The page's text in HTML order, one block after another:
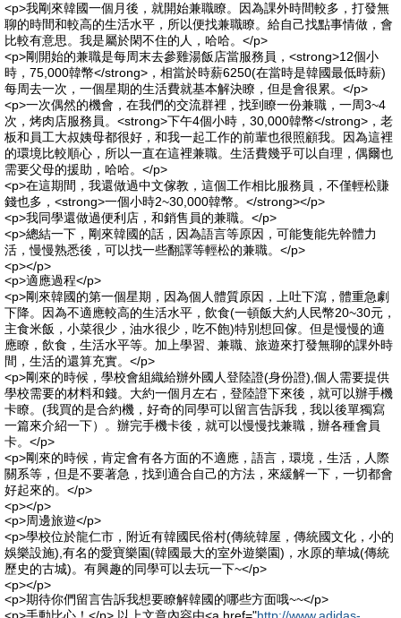
<p>我剛來韓國一個月後，就開始兼職瞭。因為課外時間較多，打發無
聊的時間和較高的生活水平，所以便找兼職瞭。給自己找點事情做，會
比較有意思。我是屬於閑不住的人，哈哈。</p>
<p>剛開始的兼職是每周末去參雞湯飯店當服務員，<strong>12個小
時，75,000韓幣</strong>，相當於時薪6250(在當時是韓國最低時薪)
每周去一次，一個星期的生活費就基本解決瞭，但是會很累。</p>
<p>一次偶然的機會，在我們的交流群裡，找到瞭一份兼職，一周3~4
次，烤肉店服務員。<strong>下午4個小時，30,000韓幣</strong>，老
板和員工大叔姨母都很好，和我一起工作的前輩也很照顧我。因為這裡
的環境比較順心，所以一直在這裡兼職。生活費幾乎可以自理，偶爾也
需要父母的援助，哈哈。</p>
<p>在這期間，我還做過中文傢教，這個工作相比服務員，不僅輕松賺
錢也多，<strong>一個小時2~30,000韓幣。</strong></p>
<p>我同學還做過便利店，和銷售員的兼職。</p>
<p>總結一下，剛來韓國的話，因為語言等原因，可能隻能先幹體力
活，慢慢熟悉後，可以找一些翻譯等輕松的兼職。</p>
<p></p>
<p>適應過程</p>
<p>剛來韓國的第一個星期，因為個人體質原因，上吐下瀉，體重急劇
下降。因為不適應較高的生活水平，飲食(一頓飯大約人民幣20~30元，
主食米飯，小菜很少，油水很少，吃不飽)特別想回傢。但是慢慢的適
應瞭，飲食，生活水平等。加上學習、兼職、旅遊來打發無聊的課外時
間，生活的還算充實。</p>
<p>剛來的時候，學校會組織給辦外國人登陸證(身份證),個人需要提供
學校需要的材料和錢。大約一個月左右，登陸證下來後，就可以辦手機
卡瞭。(我買的是合約機，好奇的同學可以留言告訴我，我以後單獨寫
一篇來介紹一下）。辦完手機卡後，就可以慢慢找兼職，辦各種會員
卡。</p>
<p>剛來的時候，肯定會有各方面的不適應，語言，環境，生活，人際
關系等，但是不要著急，找到適合自己的方法，來緩解一下，一切都會
好起來的。</p>
<p></p>
<p>周邊旅遊</p>
<p>學校位於龍仁市，附近有韓國民俗村(傳統韓屋，傳統國文化，小的
娛樂設施),有名的愛寶樂園(韓國最大的室外遊樂園)，水原的華城(傳統
歷史的古城)。有興趣的同學可以去玩一下~</p>
<p></p>
<p>期待你們留言告訴我想要瞭解韓國的哪些方面哦~~</p>